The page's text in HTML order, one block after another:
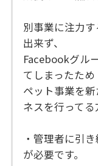
別事業に注力
出来ず、
Facebookグル
てしまったため
ペット事業を
ネスを行ってる
・管理者に引
が必要です。